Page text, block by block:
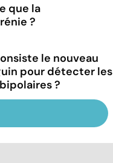
que la
?
le nouveau
pour détecter les
?